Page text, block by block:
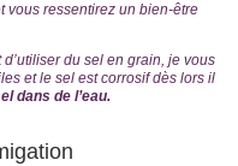
vous ressentirez un bien-être
du sel en grain, je vous
et le sel est corrosif dès lors il
dans de l’eau.